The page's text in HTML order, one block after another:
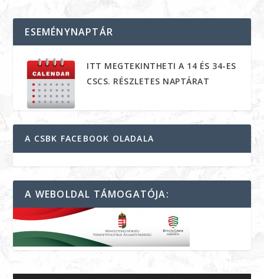
ESEMÉNYNAPTÁR
ITT MEGTEKINTHETI A 14 ÉS 34-ES
CSCS. RÉSZLETES NAPTÁRAT
A CSBK FACEBOOK OLADALA
A WEBOLDAL TÁMOGATÓJA: